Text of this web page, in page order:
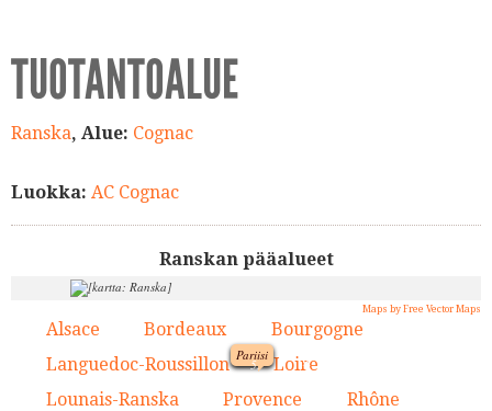
TUOTANTOALUE
Ranska, Alue: Cognac
Luokka: AC Cognac
Ranskan pääalueet
Pariisi
1.
9.
Maps by Free Vector Maps
Alsace Bordeaux Bourgogne
Languedoc-Roussillon 5. Loire
Lounais-Ranska Provence Rhône